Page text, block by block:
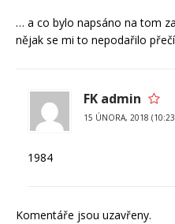
… a co bylo napsáno na tom
nějak se mi to nepodařilo
FK admin
15 ÚNORA, 2018
1984
Komentáře jsou uzavřeny.